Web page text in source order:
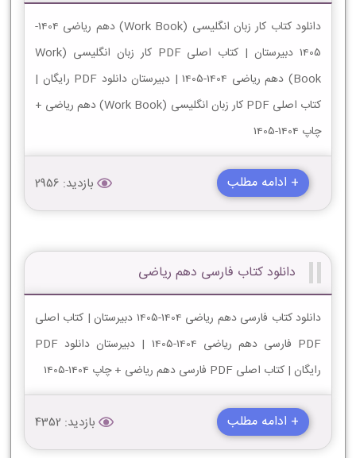
دانلود کتاب کار زبان انگلیسی (Work Book) دهم ریاضی 1404-
1405 دبیرستان | کتاب اصلی PDF کار زبان انگلیسی (Work
Book) دهم ریاضی 1404-1405 | دبیرستان دانلود PDF رایگان |
کتاب اصلی PDF کار زبان انگلیسی (Work Book) دهم ریاضی +
چاپ 1404-1405
+ ادامه مطلب بازدید: 2956
دانلود کتاب فارسی دهم ریاضی
دانلود کتاب فارسی دهم ریاضی 1404-1405 دبیرستان | کتاب اصلی
PDF فارسی دهم ریاضی 1404-1405 | دبیرستان دانلود PDF
رایگان | کتاب اصلی PDF فارسی دهم ریاضی + چاپ 1404-1405
+ ادامه مطلب بازدید: 4352